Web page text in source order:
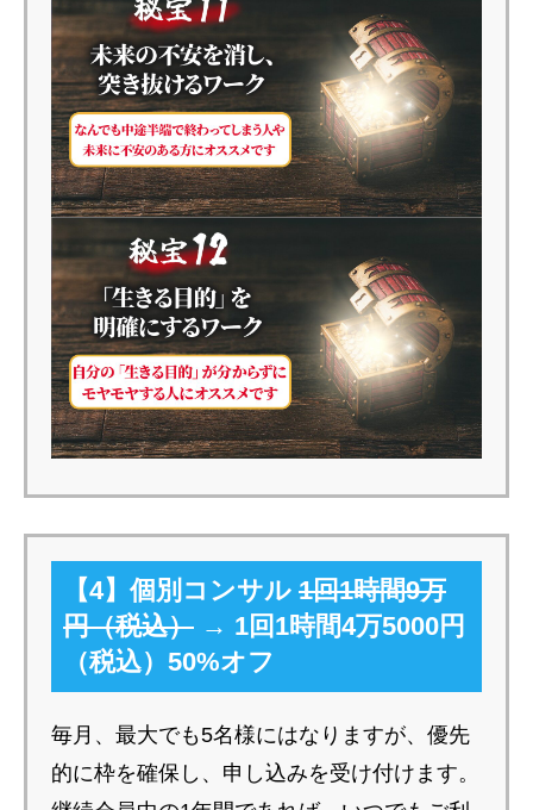
【4】個別コンサル 1回1時間9万
円（税込） → 1回1時間4万5000円
（税込）50%オフ
毎月、最大でも5名様にはなりますが、優先
的に枠を確保し、申し込みを受け付けます。